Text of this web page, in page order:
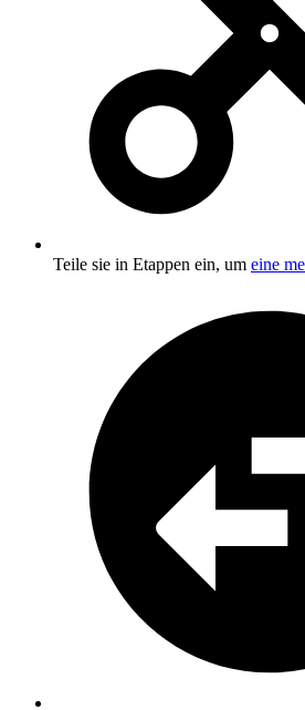
Teile sie in Etappen ein, um eine